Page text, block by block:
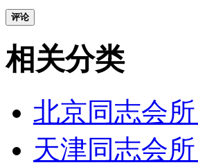
评论
相关分类
北京同志会
天津同志会